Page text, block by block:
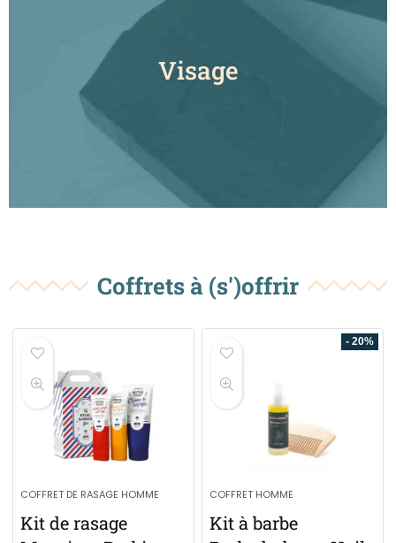
Visage
Coffrets à (s')offrir
COFFRET DE RASAGE HOMME
Kit de rasage
- 20%
COFFRET HOMME
Kit à barbe